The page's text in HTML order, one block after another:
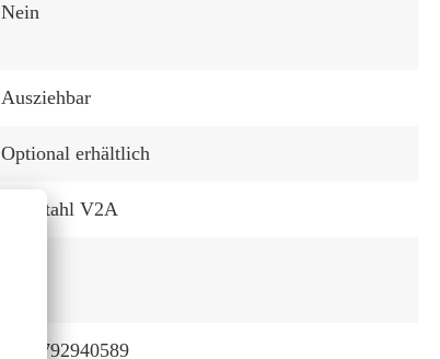
Nein
Ausziehbar
Optional erhältlich
Edelstahl V2A
4250792940589